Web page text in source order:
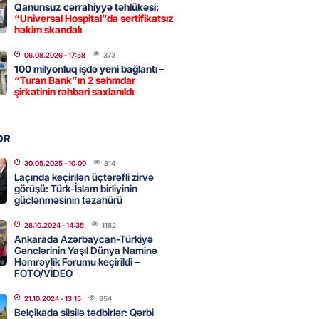
- 18:31 420
tərəzi məntəqələrindən
ya yaşıl, vətəndaşa qırmızı
görə rüşvət alan vəzifəli
məhkəməsi BAŞLAYIR
- 17:45
şənliyində yaralanan rus
– VİDEO
- 17:30
Qanunsuz cərrahiyyə təhlükəsi:
“Universal Hospital”da sertifikatsız
həkim skandalı
06.08.2026- 17:58 373
100 milyonluq işdə yeni bağlantı –
“Turan Bank”ın 2 səhmdar
şirkətinin rəhbəri saxlanıldı
30.05.2025- 10:00 814
Laçında keçirilən üçtərəfli zirvə
görüşü: Türk-İslam birliyinin
güclənməsinin təzahürü
28.10.2024- 14:35 1182
Ankarada Azərbaycan-Türkiyə
Gənclərinin Yaşıl Dünya Naminə
Həmrəylik Forumu keçirildi –
FOTO/VİDEO
21.10.2024- 13:15 954
Belçikada silsilə tədbirlər: Qərbi